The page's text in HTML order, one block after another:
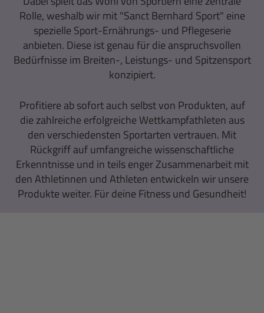
Rolle, weshalb wir mit "Sanct Bernhard Sport" eine
spezielle Sport-Ernährungs- und Pflegeserie
anbieten. Diese ist genau für die anspruchsvollen
Bedürfnisse im Breiten-, Leistungs- und Spitzensport
konzipiert.
Profitiere ab sofort auch selbst von Produkten, auf
die zahlreiche erfolgreiche Wettkampfathleten aus
den verschiedensten Sportarten vertrauen. Mit
Rückgriff auf umfangreiche wissenschaftliche
Erkenntnisse und in teils enger Zusammenarbeit mit
den Athletinnen und Athleten entwickeln wir unsere
Produkte weiter. Für deine Fitness und Gesundheit!